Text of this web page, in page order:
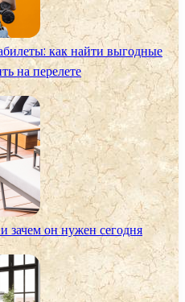
как найти выгодные
на перелете
зачем он нужен сегодня